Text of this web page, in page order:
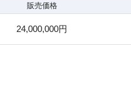
販売価格
24,000,000円